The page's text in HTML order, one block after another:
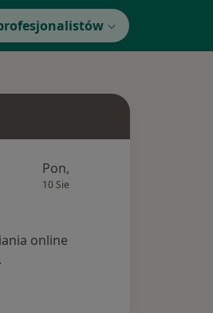
Pon,
10 Sie
online